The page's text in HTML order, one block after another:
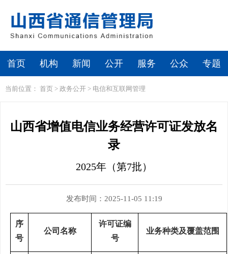
首页 机构 新闻 公开 服务 公众 专题
当前位置： 首页 > 政务公开 > 电信和互联网管理
山西省增值电信业务经营许可证发放名
录
2025年（第7批）
发布时间：2025-11-05 11:19
序
号
公司名称
许可证编
号
业务种类及覆盖范围